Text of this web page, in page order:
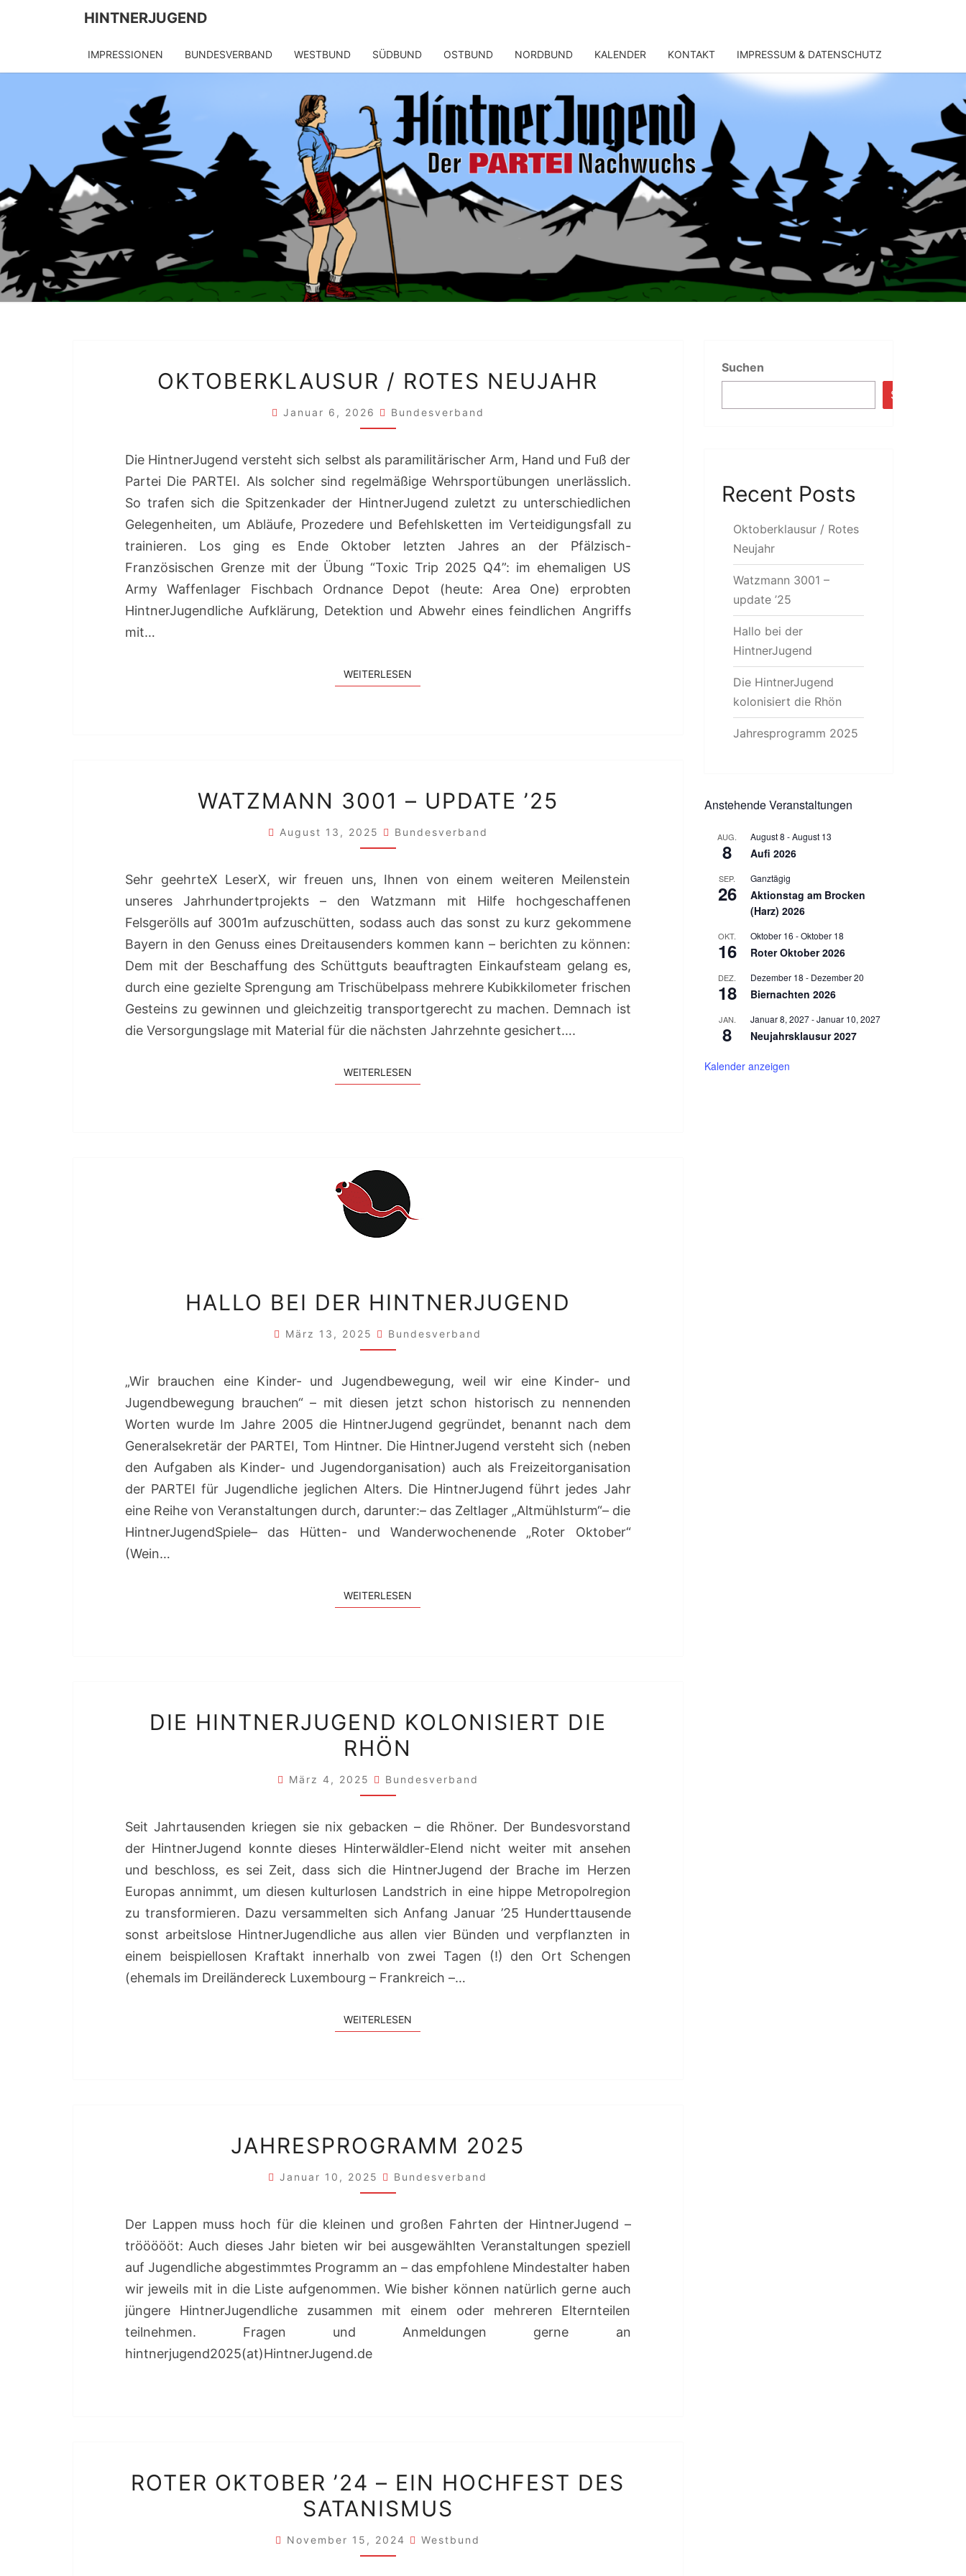
HINTNERJUGEND
IMPRESSIONEN BUNDESVERBAND WESTBUND SÜDBUND OSTBUND NORDBUND KALENDER KONTAKT IMPRESSUM & DATENSCHUTZ
HINTNERJUGEND
PARTEI
Nachwuchs
/
ROTES
NEUJAHR
OKTOBERKLAUSUR / ROTES NEUJAHR
Januar 6, 2026 Bundesverband
Die HintnerJugend versteht sich selbst als paramilitärischer Arm, Hand und Fuß der
Partei Die PARTEI. Als solcher sind regelmäßige Wehrsportübungen unerlässlich.
So trafen sich die Spitzenkader der HintnerJugend zuletzt zu unterschiedlichen
Gelegenheiten, um Abläufe, Prozedere und Befehlsketten im Verteidigungsfall zu
trainieren. Los ging es Ende Oktober letzten Jahres an der Pfälzisch-
Französischen Grenze mit der Übung “Toxic Trip 2025 Q4”: im ehemaligen US
Army Waffenlager Fischbach Ordnance Depot (heute: Area One) erprobten
HintnerJugendliche Aufklärung, Detektion und Abwehr eines feindlichen Angriffs
mit…
WEITERLESEN
3001
–
UPDATE
WATZMANN 3001 – UPDATE ’25
August 13, 2025 Bundesverband
Sehr geehrteX LeserX, wir freuen uns, Ihnen von einem weiteren Meilenstein
unseres Jahrhundertprojekts – den Watzmann mit Hilfe hochgeschaffenen
Felsgerölls auf 3001m aufzuschütten, sodass auch das sonst zu kurz gekommene
Bayern in den Genuss eines Dreitausenders kommen kann – berichten zu können:
Dem mit der Beschaffung des Schüttguts beauftragten Einkaufsteam gelang es,
durch eine gezielte Sprengung am Trischübelpass mehrere Kubikkilometer frischen
Gesteins zu gewinnen und gleichzeitig transportgerecht zu machen. Demnach ist
die Versorgungslage mit Material für die nächsten Jahrzehnte gesichert….
WEITERLESEN
BEI
DER
HINTNERJUGEND
HALLO BEI DER HINTNERJUGEND
März 13, 2025 Bundesverband
„Wir brauchen eine Kinder- und Jugendbewegung, weil wir eine Kinder- und
Jugendbewegung brauchen“ – mit diesen jetzt schon historisch zu nennenden
Worten wurde Im Jahre 2005 die HintnerJugend gegründet, benannt nach dem
Generalsekretär der PARTEI, Tom Hintner. Die HintnerJugend versteht sich (neben
den Aufgaben als Kinder- und Jugendorganisation) auch als Freizeitorganisation
der PARTEI für Jugendliche jeglichen Alters. Die HintnerJugend führt jedes Jahr
eine Reihe von Veranstaltungen durch, darunter:– das Zeltlager „Altmühlsturm“– die
HintnerJugendSpiele– das Hütten- und Wanderwochenende „Roter Oktober“
(Wein…
WEITERLESEN
HINTNERJUGEND
KOLONISIERT
DIE HINTNERJUGEND KOLONISIERT DIE
RHÖN
März 4, 2025 Bundesverband
Seit Jahrtausenden kriegen sie nix gebacken – die Rhöner. Der Bundesvorstand
der HintnerJugend konnte dieses Hinterwäldler-Elend nicht weiter mit ansehen
und beschloss, es sei Zeit, dass sich die HintnerJugend der Brache im Herzen
Europas annimmt, um diesen kulturlosen Landstrich in eine hippe Metropolregion
zu transformieren. Dazu versammelten sich Anfang Januar ’25 Hunderttausende
sonst arbeitslose HintnerJugendliche aus allen vier Bünden und verpflanzten in
einem beispiellosen Kraftakt innerhalb von zwei Tagen (!) den Ort Schengen
(ehemals im Dreiländereck Luxembourg – Frankreich –…
WEITERLESEN
2025
JAHRESPROGRAMM 2025
Januar 10, 2025 Bundesverband
Der Lappen muss hoch für die kleinen und großen Fahrten der HintnerJugend –
tröööööt: Auch dieses Jahr bieten wir bei ausgewählten Veranstaltungen speziell
auf Jugendliche abgestimmtes Programm an – das empfohlene Mindestalter haben
wir jeweils mit in die Liste aufgenommen. Wie bisher können natürlich gerne auch
jüngere HintnerJugendliche zusammen mit einem oder mehreren Elternteilen
teilnehmen. Fragen und Anmeldungen gerne an
hintnerjugend2025(at)HintnerJugend.de
OKTOBER
’24
EIN
ROTER OKTOBER ’24 – EIN HOCHFEST DES
SATANISMUS
November 15, 2024 Westbund
Suchen
Suchen
Recent Posts
Oktoberklausur / Rotes
Neujahr
Watzmann 3001 –
update ’25
Hallo bei der
HintnerJugend
Die HintnerJugend
kolonisiert die Rhön
Jahresprogramm 2025
Anstehende Veranstaltungen
AUG.
8
August 8 -August 13
Aufi 2026
SEP.
26
Ganztägig
Aktionstag am Brocken
(Harz) 2026
OKT.
16
Oktober 16 -Oktober 18
Roter Oktober 2026
DEZ.
18
Dezember 18 - Dezember 20
Biernachten 2026
JAN.
8
Januar 8, 2027-Januar 10, 2027
Neujahrsklausur 2027
Kalender anzeigen